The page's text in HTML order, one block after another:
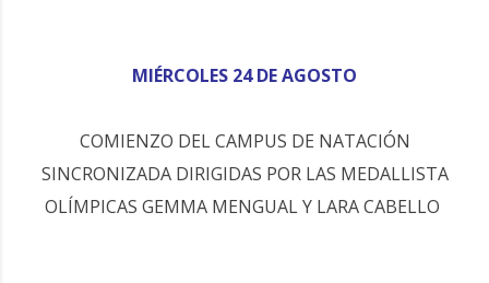
MIÉRCOLES 24 DE AGOSTO
COMIENZO DEL CAMPUS DE NATACIÓN
SINCRONIZADA DIRIGIDAS POR LAS MEDALLISTA
OLÍMPICAS GEMMA MENGUAL Y LARA CABELLO